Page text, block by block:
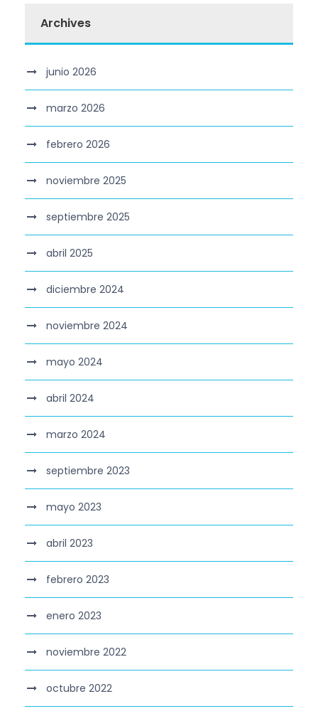
Archives
junio 2026
marzo 2026
febrero 2026
noviembre 2025
septiembre 2025
abril 2025
diciembre 2024
noviembre 2024
mayo 2024
abril 2024
marzo 2024
septiembre 2023
mayo 2023
abril 2023
febrero 2023
enero 2023
noviembre 2022
octubre 2022